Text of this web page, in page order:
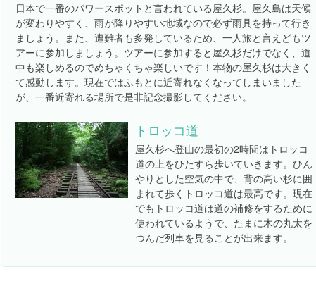
日本で一番のパワースポットと言われている屋久杉。屋久島は天候
が変わりやすく、雨が降りやすい地域なので必ず雨具を持って行き
ましょう。また、遭難者も多発しているため、一人旅と言えどもツ
アーに参加しましょう。ツアーに参加すると屋久杉だけでなく、道
中も楽しめるのでめちゃくちゃ楽しいです！本物の屋久杉は大きく
て感動します。現在ではふもとに近寄れなくなってしまいました
が、一番近寄れる場所で是非記念撮影してください。
トロッコ道
屋久杉へ登山の最初の2時間はトロッコ
道の上をひたすら歩いていきます。ひん
やりとした空気の中で、背の高い杉に囲
まれて歩くトロッコ道は最高です。現在
でもトロッコ道は道の補修をするために
使われているようで、たまに木の丸太を
つんだ列車を見ることが出来ます。